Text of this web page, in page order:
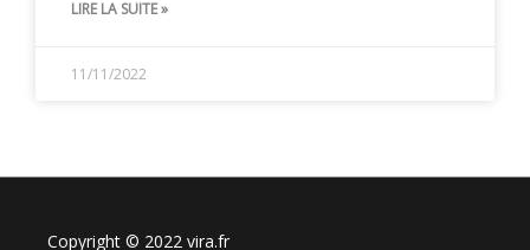
LIRE LA SUITE »
11/11/2022
Copyright © 2022 vira.fr